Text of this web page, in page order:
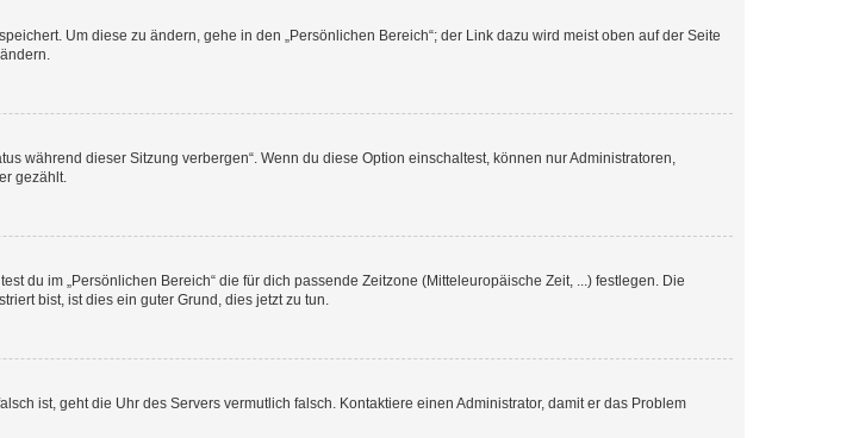
Um diese zu ändern, gehe in den „Persönlichen Bereich“; der Link dazu wird meist oben auf der Seite
während dieser Sitzung verbergen“. Wenn du diese Option einschaltest, können nur Administratoren,
gezählt.
du im „Persönlichen Bereich“ die für dich passende Zeitzone (Mitteleuropäische Zeit, ...) festlegen. Die
bist, ist dies ein guter Grund, dies jetzt zu tun.
ist, geht die Uhr des Servers vermutlich falsch. Kontaktiere einen Administrator, damit er das Problem